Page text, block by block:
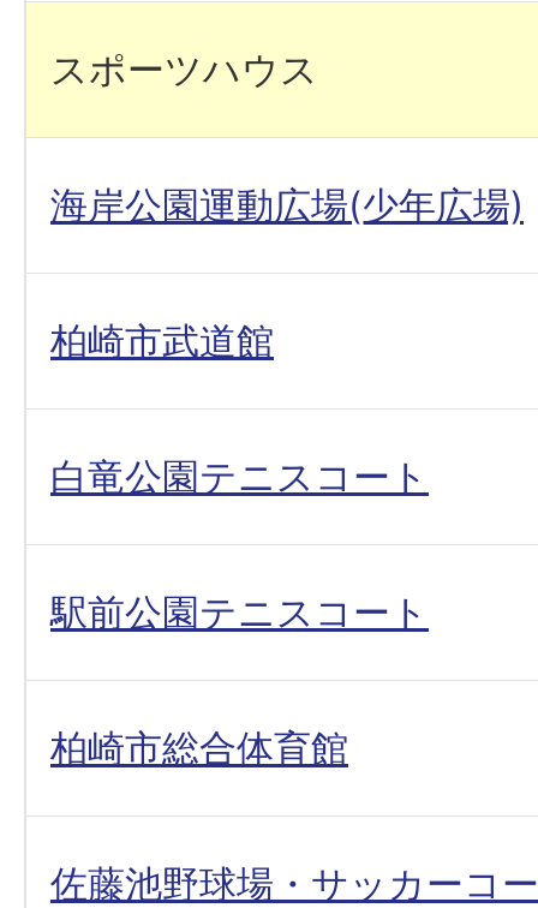
スポーツハウス
海岸公園運動広場(少年広場)
柏崎市武道館
白竜公園テニスコート
駅前公園テニスコート
柏崎市総合体育館
佐藤池野球場・サッカーコ